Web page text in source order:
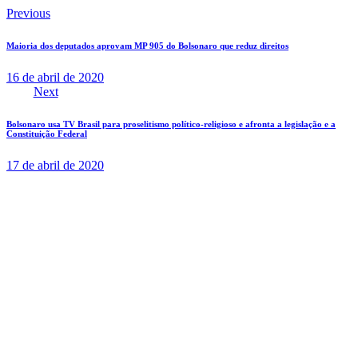
Previous
Maioria dos deputados aprovam MP 905 do Bolsonaro que reduz direitos
16 de abril de 2020
Next
Bolsonaro usa TV Brasil para proselitismo político-religioso e afronta a legislação e a
Constituição Federal
17 de abril de 2020